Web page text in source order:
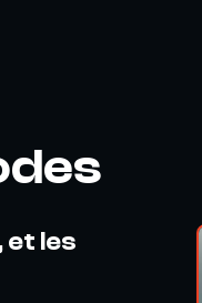
et les